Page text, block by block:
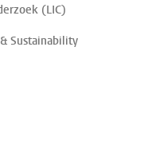
(LIC)
Sustainability